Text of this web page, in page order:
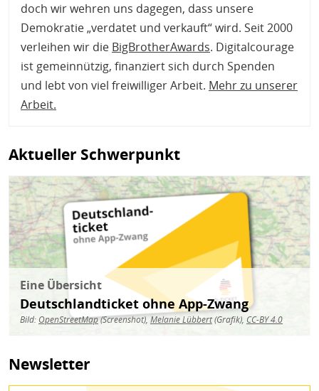
doch wir wehren uns dagegen, dass unsere
Demokratie „verdatet und verkauft“ wird. Seit 2000
verleihen wir die BigBrotherAwards. Digitalcourage
ist gemeinnützig, finanziert sich durch Spenden
und lebt von viel freiwilliger Arbeit. Mehr zu unserer
Arbeit.
Aktueller Schwerpunkt
Bild
Eine Übersicht
Deutschlandticket ohne App-Zwang
Bild: OpenStreetMap(Screenshot),Melanie Lübbert(Grafik), CC-BY 4.0
Newsletter